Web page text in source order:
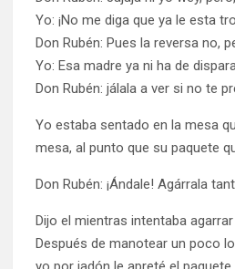
Yo: ¡No me diga que ya le esta
Don Rubén: Pues la reversa no,
Yo: Esa madre ya ni ha de
Don Rubén: jálala a ver si no te
Yo estaba sentado en la mesa
mesa, al punto que su paquete
Don Rubén: ¡Ándale! Agárrala
Dijo el mientras intentaba
Después de manotear un poco